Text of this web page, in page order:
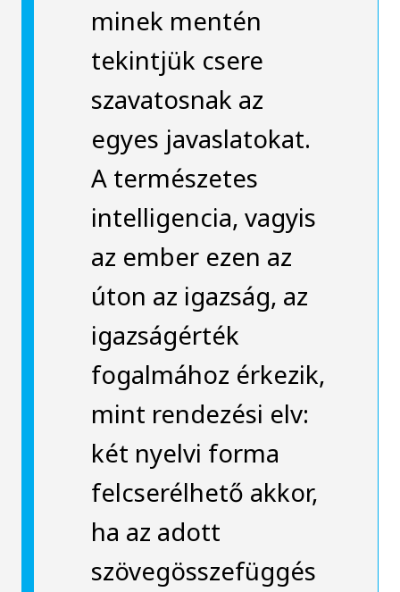
minek mentén
tekintjük csere
szavatosnak az
egyes javaslatokat.
A természetes
intelligencia, vagyis
az ember ezen az
úton az igazság, az
igazságérték
fogalmához érkezik,
mint rendezési elv:
két nyelvi forma
felcserélhető akkor,
ha az adott
szövegösszefüggés